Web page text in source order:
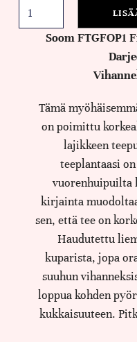
Soom FTGFOP1
Tämä
on poimittu
lajikkeen
teeplantaasi
vuorenhuipuilta
kirjainta
sen, että tee on
Haudutettu
kuparista, jopa
suuhun
loppua kohden
kukkaisuuteen.